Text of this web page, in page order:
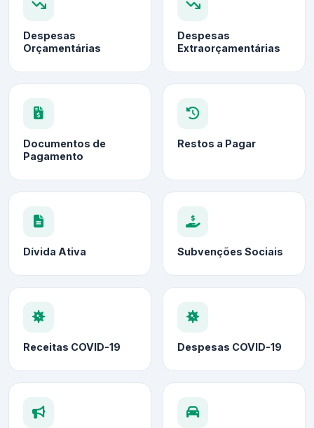
Despesas
Orçamentárias
Despesas
Extraorçamentárias
Documentos de
Pagamento
Restos a Pagar
Dívida Ativa Subvenções Sociais
Receitas COVID-19 Despesas COVID-19